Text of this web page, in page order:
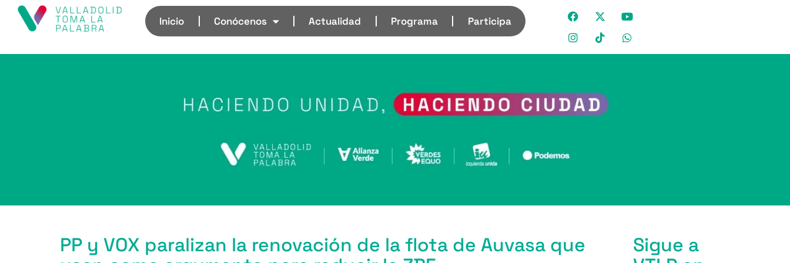
Inicio Conócenos Actualidad Programa Participa
PP y VOX paralizan la renovación de la flota de Auvasa que
Sigue a